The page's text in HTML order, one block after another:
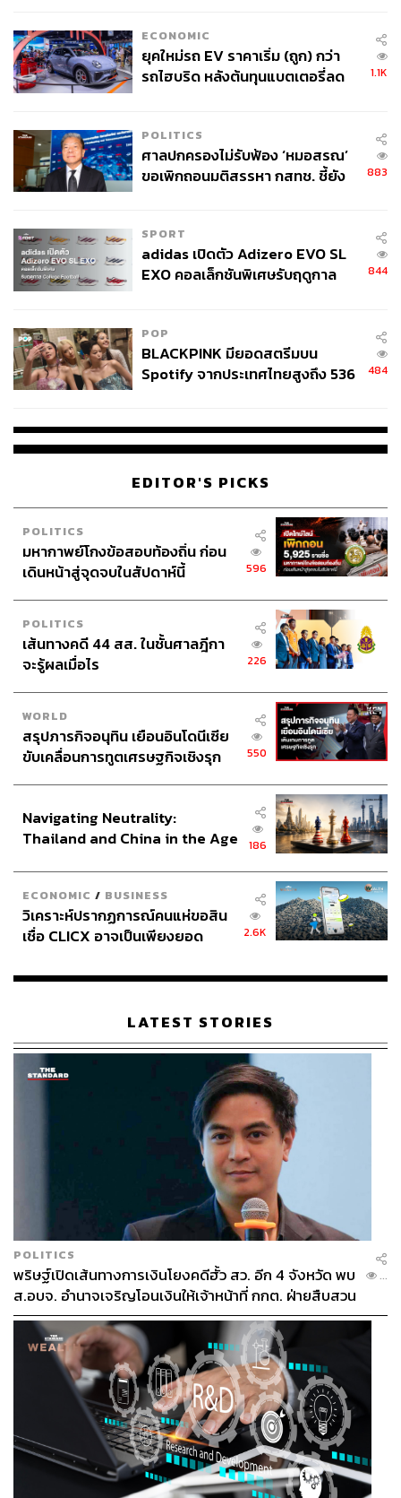
ECONOMIC
ยุคใหม่รถ EV ราคาเริ่ม (ถูก) กว่า
รถไฮบริด หลังต้นทุนแบตเตอรี่ลด
1.1K
POLITICS
ศาลปกครองไม่รับฟ้อง ‘หมอสรณ’
ขอเพิกถอนมติสรรหา กสทช. ชี้ยัง
883
SPORT
adidas เปิดตัว Adizero EVO SL
EXO คอลเล็กชันพิเศษรับฤดูกาล
844
POP
BLACKPINK มียอดสตรีมบน
Spotify จากประเทศไทยสูงถึง 536
484
EDITOR'S PICKS
POLITICS
มหากาพย์โกงข้อสอบท้องถิ่น ก่อน
เดินหน้าสู่จุดจบในสัปดาห์นี้
596
POLITICS
เส้นทางคดี 44 สส. ในชั้นศาลฎีกา
จะรู้ผลเมื่อไร
226
WORLD
สรุปภารกิจอนุทิน เยือนอินโดนีเซีย
ขับเคลื่อนการทูตเศรษฐกิจเชิงรุก
550
Navigating Neutrality:
Thailand and China in the Age
186
ECONOMIC / BUSINESS
วิเคราะห์ปรากฏการณ์คนแห่ขอสิน
เชื่อ CLICX อาจเป็นเพียงยอด
เรือนไทยที่ถูกซุกไว้
2.6K
LATEST STORIES
POLITICS
พริษฐ์เปิดเส้นทางการเงินโยงคดีฮั้ว สว. อีก 4 จังหวัด พบ
ส.อบจ. อำนาจเจริญโอนเงินให้เจ้าหน้าที่ กกต. ฝ่ายสืบสวน
...